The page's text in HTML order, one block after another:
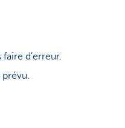
faire d'erreur.